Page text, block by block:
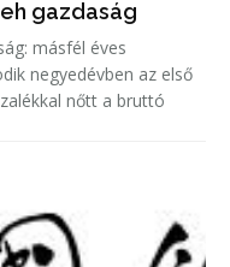
gazdaság
másfél éves
negyedévben az első
nőtt a bruttó